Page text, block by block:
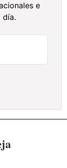
e
día.